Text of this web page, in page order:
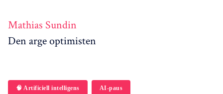
Mathias Sundin
Den arge optimisten
🧠 Artificiell intelligens AI-paus